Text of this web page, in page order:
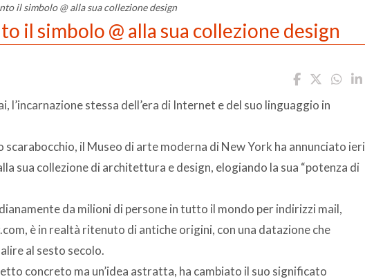
il simbolo @ alla sua collezione design
il simbolo @ alla sua collezione design
l’incarnazione stessa dell’era di Internet e del suo linguaggio in
scarabocchio, il Museo di arte moderna di New York ha annunciato ieri
sua collezione di architettura e design, elogiando la sua “potenza di
da milioni di persone in tutto il mondo per indirizzi mail,
è in realtà ritenuto di antiche origini, con una datazione che
al sesto secolo.
concreto ma un’idea astratta, ha cambiato il suo significato